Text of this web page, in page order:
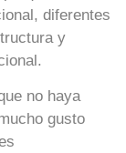
diferentes
y
no haya
gusto